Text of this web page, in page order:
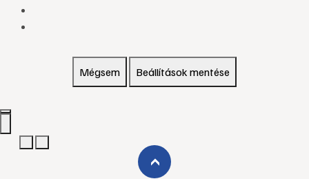
Mégsem Beállítások mentése
›